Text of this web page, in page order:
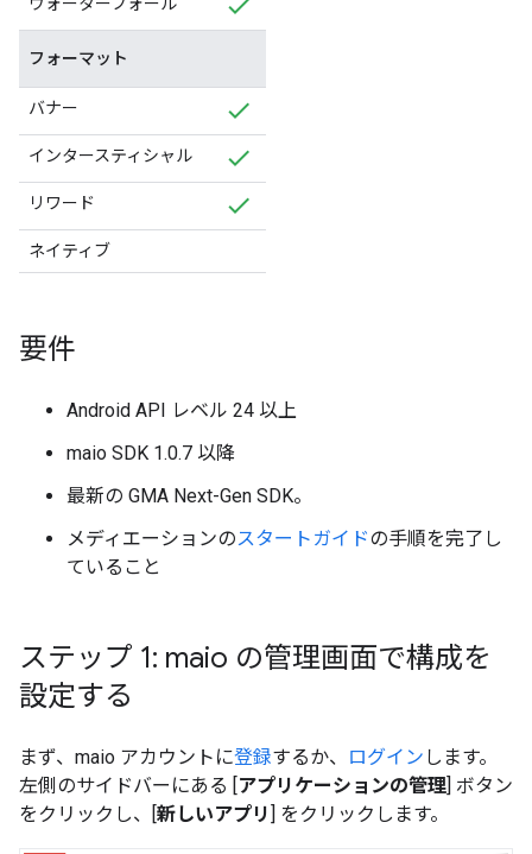
フォーマット
バナー
インタースティシャル
リワード
ネイティブ
要件
Android API レベル 24 以上
maio SDK 1.0.7 以降
最新の GMA Next-Gen SDK。
メディエーションのスタートガイドの手順を完了し
ていること
ステップ 1: maio の管理画面で構成を
設定する
まず、maio アカウントに登録するか、 ログイン します。
左側のサイドバーにある [アプリケーションの管理] ボタン
をクリックし、[新しいアプリ] をクリックします。